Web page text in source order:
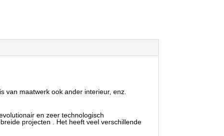
van maatwerk ook ander interieur, enz.
en zeer technologisch
projecten . Het heeft veel verschillende